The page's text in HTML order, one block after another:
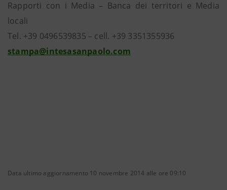
Rapporti con i Media – Banca dei territori e Media
locali
Tel. +39 0496539835 – cell. +39 3351355936
stampa@intesasanpaolo.com
Data ultimo aggiornamento 10 novembre 2014 alle ore 09:10